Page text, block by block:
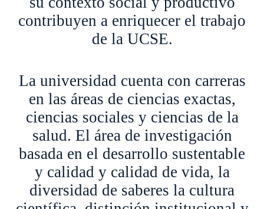
contribuyen a enriquecer el trabajo
de la UCSE.
La universidad cuenta con carreras
en las áreas de ciencias exactas,
ciencias sociales y ciencias de la
salud. El área de investigación
basada en el desarrollo sustentable
y calidad y calidad de vida, la
diversidad de saberes la cultura